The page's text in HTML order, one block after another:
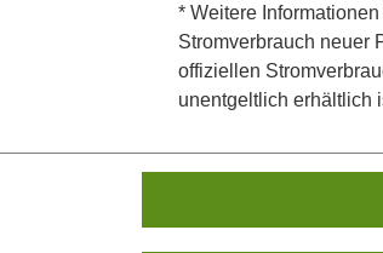
* Weitere
Stromverbrauch neuer
offiziellen
unentgeltlich erhältlich